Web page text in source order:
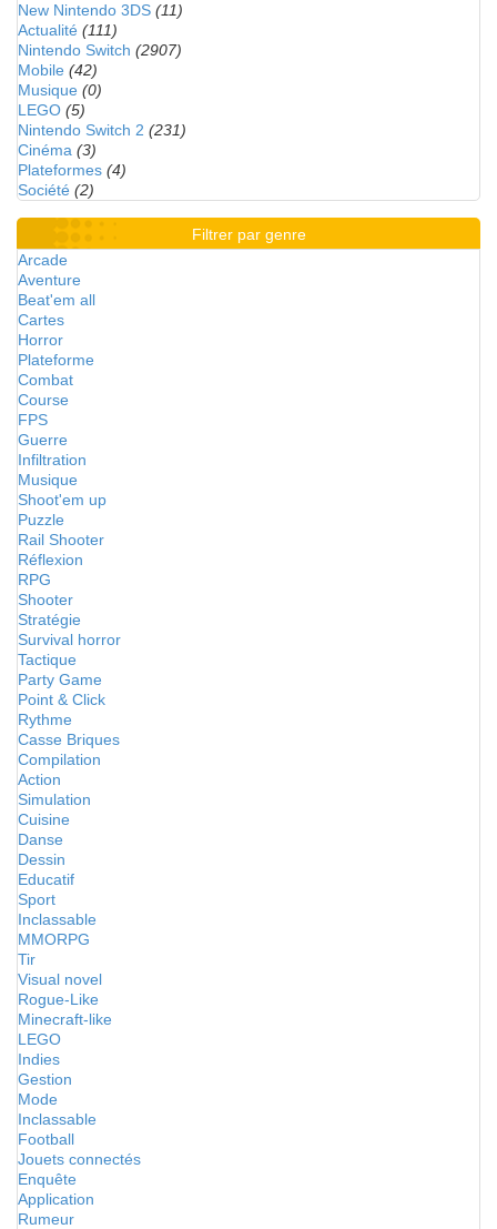
New Nintendo 3DS (11)
Actualité (111)
Nintendo Switch (2907)
Mobile (42)
Musique (0)
LEGO (5)
Nintendo Switch 2 (231)
Cinéma (3)
Plateformes (4)
Société (2)
Filtrer par genre
Arcade
Aventure
Beat'em all
Cartes
Horror
Plateforme
Combat
Course
FPS
Guerre
Infiltration
Musique
Shoot'em up
Puzzle
Rail Shooter
Réflexion
RPG
Shooter
Stratégie
Survival horror
Tactique
Party Game
Point & Click
Rythme
Casse Briques
Compilation
Action
Simulation
Cuisine
Danse
Dessin
Educatif
Sport
Inclassable
MMORPG
Tir
Visual novel
Rogue-Like
Minecraft-like
LEGO
Indies
Gestion
Mode
Inclassable
Football
Jouets connectés
Enquête
Application
Rumeur